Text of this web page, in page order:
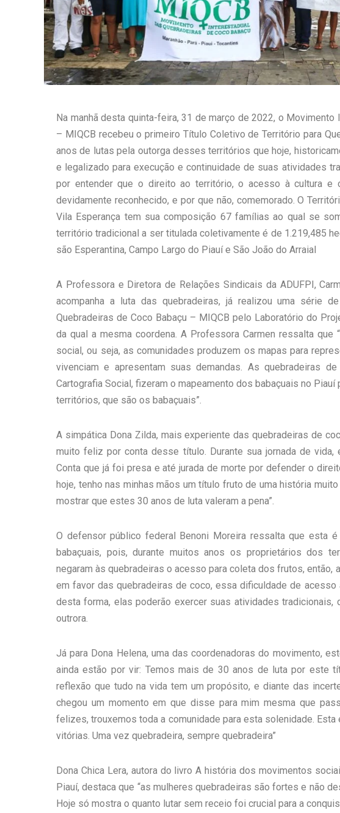
Na manhã desta quinta-feira, 31 de março de 2022, o
– MIQCB recebeu o primeiro Título Coletivo de Território para
anos de lutas pela outorga desses territórios que hoje,
e legalizado para execução e continuidade de suas atividades
por entender que o direito ao território, o acesso à cultura
devidamente reconhecido, e por que não, comemorado. O
Vila Esperança tem sua composição 67 famílias ao qual se
território tradicional a ser titulada coletivamente é de 1.219,485
são Esperantina, Campo Largo do Piauí e São João do Arraial
A Professora e Diretora de Relações Sindicais da ADUFPI,
acompanha a luta das quebradeiras, já realizou uma série
Quebradeiras de Coco Babaçu – MIQCB pelo Laboratório do
da qual a mesma coordena. A Professora Carmen ressalta que
social, ou seja, as comunidades produzem os mapas para
vivenciam e apresentam suas demandas. As quebradeiras
Cartografia Social, fizeram o mapeamento dos babaçuais no
territórios, que são os babaçuais”.
A simpática Dona Zilda, mais experiente das quebradeiras de
muito feliz por conta desse título. Durante sua jornada de vida,
Conta que já foi presa e até jurada de morte por defender o
hoje, tenho nas minhas mãos um título fruto de uma história
mostrar que estes 30 anos de luta valeram a pena”.
O defensor público federal Benoni Moreira ressalta que esta
babaçuais, pois, durante muitos anos os proprietários dos
negaram às quebradeiras o acesso para coleta dos frutos,
em favor das quebradeiras de coco, essa dificuldade de
desta forma, elas poderão exercer suas atividades tradicionais,
outrora.
Já para Dona Helena, uma das coordenadoras do movimento,
ainda estão por vir: Temos mais de 30 anos de luta por este
reflexão que tudo na vida tem um propósito, e diante das
chegou um momento em que disse para mim mesma que
felizes, trouxemos toda a comunidade para esta solenidade.
vitórias. Uma vez quebradeira, sempre quebradeira”
Dona Chica Lera, autora do livro A história dos movimentos
Piauí, destaca que “as mulheres quebradeiras são fortes e não
Hoje só mostra o quanto lutar sem receio foi crucial para a